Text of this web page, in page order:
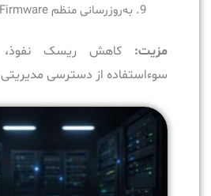
به‌روزرسانی منظم Firmware و Security Patchها
مزیت:
سوءاستفاده از دسترسی مدیریتی